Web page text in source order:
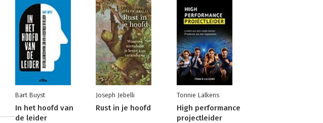
Bart Buyst
In het hoofd van
de leider
Joseph Jebelli
Rust in je hoofd
Tonnie Lalkens
High performance
projectleider